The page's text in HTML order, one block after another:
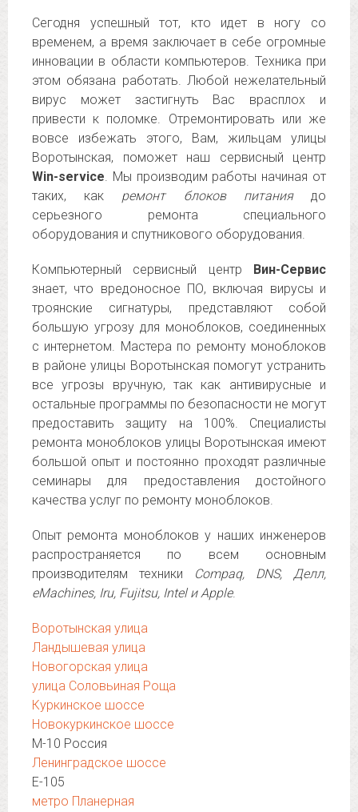
Сегодня успешный тот, кто идет в ногу со
временем, а время заключает в себе огромные
инновации в области компьютеров. Техника при
этом обязана работать. Любой нежелательный
вирус может застигнуть Вас врасплох и
привести к поломке. Отремонтировать или же
вовсе избежать этого, Вам, жильцам улицы
Воротынская, поможет наш сервисный центр
Win-service. Мы производим работы начиная от
таких, как ремонт блоков питаниядо
серьезного ремонта специального
оборудования и спутникового оборудования.
Компьютерный сервисный центр Вин-Сервис
знает, что вредоносное ПО, включая вирусы и
троянские сигнатуры, представляют собой
большую угрозу для моноблоков, соединенных
с интернетом. Мастера по ремонту моноблоков
в районе улицы Воротынская помогут устранить
все угрозы вручную, так как антивирусные и
остальные программы по безопасности не могут
предоставить защиту на 100%. Специалисты
ремонта моноблоков улицы Воротынская имеют
большой опыт и постоянно проходят различные
семинары для предоставления достойного
качества услуг по ремонту моноблоков.
Опыт ремонта моноблоков у наших инженеров
распространяется по всем основным
производителям техники
Compaq, DNS, Делл,
eMachines, Iru, Fujitsu, Intel и Apple.
Воротынская улица
Ландышевая улица
Новогорская улица
улица Соловьиная Роща
Куркинское шоссе
Новокуркинское шоссе
М-10 Россия
Ленинградское шоссе
Е-105
метро Планерная